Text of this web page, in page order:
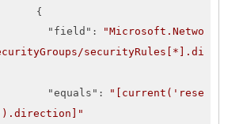
"field" :
"Microsoft.Netwo
securityRules[*].di
"equals" :
"[current('rese